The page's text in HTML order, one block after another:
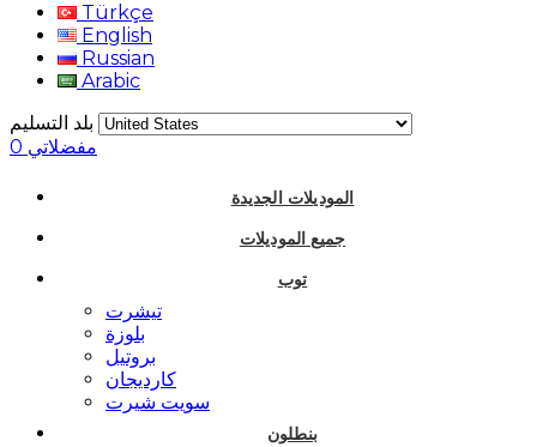
Türkçe
English
Russian
Arabic
بلد التسليم
مفضلاتي 0
الموديلات الجديدة
جميع الموديلات
توب
تيشرت
بلوزة
بروتيل
كارديجان
سويت شيرت
بنطلون